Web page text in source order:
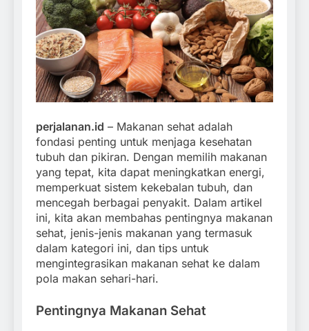
perjalanan.id – Makanan sehat adalah
fondasi penting untuk menjaga kesehatan
tubuh dan pikiran. Dengan memilih makanan
yang tepat, kita dapat meningkatkan energi,
memperkuat sistem kekebalan tubuh, dan
mencegah berbagai penyakit. Dalam artikel
ini, kita akan membahas pentingnya makanan
sehat, jenis-jenis makanan yang termasuk
dalam kategori ini, dan tips untuk
mengintegrasikan makanan sehat ke dalam
pola makan sehari-hari.
Pentingnya Makanan Sehat